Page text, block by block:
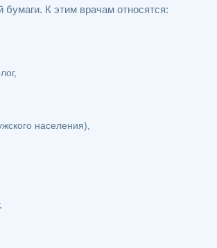
бумаги. К этим врачам относятся:
населения),